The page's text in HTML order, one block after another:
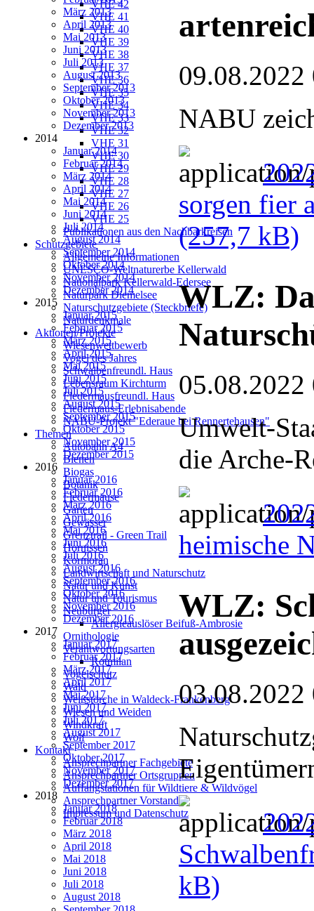
VHE 42
VHE 41
VHE 40
VHE 39
VHE 38
VHE 37
VHE 36
VHE 35
VHE 34
VHE 33
VHE 32
VHE 31
VHE 30
VHE 29
VHE 28
VHE 27
VHE 26
VHE 25
Publikationen aus den Nachbarkreisen
Schutzgebiete
Allgemeine Informationen
UNESCO-Weltnaturerbe Kellerwald
Nationalpark Kellerwald-Edersee
Naturpark Diemelsee
Naturschutzgebiete (Steckbriefe)
Naturdenkmale
Aktionen/Projekte
Wiesenwettbewerb
Vogel des Jahres
Schwalbenfreundl. Haus
Lebensraum Kirchturm
Fledermausfreundl. Haus
Fledermaus-Erlebnisabende
NABU-Projekt "Ederaue bei Rennertehausen"
Themen
Autobahn A4
Bienen
Biogas
Botanik
Fledermäuse
Garten
Gewässer
Grenztrail - Green Trail
Hornissen
Kormoran
Landwirtschaft und Naturschutz
Natur und Kunst
Natur und Tourismus
Neubürger
Allergieauslöser Beifuß-Ambrosie
Ornithologie
Verantwortungsarten
Rotmilan
Vogelschutz
Wald
Weißstörche in Waldeck-Frankenberg
Wiesen und Weiden
Windkraft
Wolf
Kontakt
Ansprechpartner Fachgebiete
Ansprechpartner Ortsgruppen
Auffangstationen für Wildtiere & Wildvögel
Ansprechpartner Vorstand
Impressum und Datenschutz
März 2013
April 2013
Mai 2013
Juni 2013
Juli 2013
August 2013
September 2013
Oktober 2013
November 2013
Dezember 2013
2014
Januar 2014
Februar 2014
März 2014
April 2014
Mai 2014
Juni 2014
Juli 2014
August 2014
September 2014
Oktober 2014
November 2014
Dezember 2014
2015
Januar 2015
Februar 2015
März 2015
April 2015
Mai 2015
Juni 2015
Juli 2015
August 2015
September 2015
Oktober 2015
November 2015
Dezember 2015
2016
Januar 2016
Februar 2016
März 2016
April 2016
Mai 2016
Juni 2016
Juli 2016
August 2016
September 2016
Oktober 2016
November 2016
Dezember 2016
2017
Januar 2017
Februar 2017
März 2017
April 2017
Mai 2017
Juni 2017
Juli 2017
August 2017
September 2017
Oktober 2017
November 2017
Dezember 2017
2018
Januar 2018
Februar 2018
März 2018
April 2018
Mai 2018
Juni 2018
Juli 2018
August 2018
09.08.2022
NABU
sorgen fier
(257,7 kB)
WLZ:
05.08.2022
Umwelt-
die Arche-
heimische
WLZ:
03.08.2022
kB)